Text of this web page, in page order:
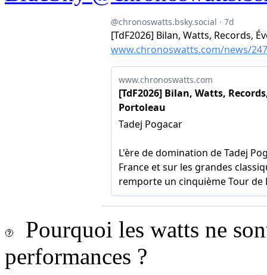
Pourquoi les watts ne
performances ?